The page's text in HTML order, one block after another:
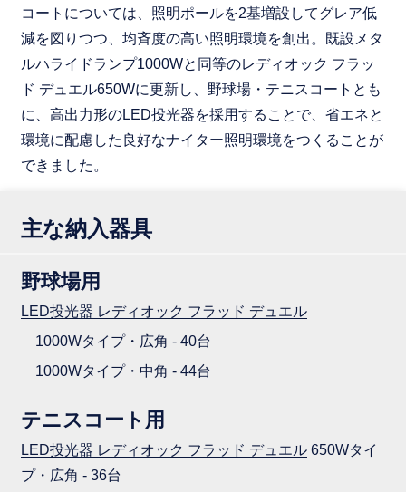
コートについては、照明ポールを2基増設してグレア低
減を図りつつ、均斉度の高い照明環境を創出。既設メタ
ルハライドランプ1000Wと同等のレディオック フラッ
ド デュエル650Wに更新し、野球場・テニスコートとも
に、高出力形のLED投光器を採用することで、省エネと
環境に配慮した良好なナイター照明環境をつくることが
できました。
主な納入器具
野球場用
LED投光器 レディオック フラッド デュエル
1000Wタイプ・広角 - 40台
1000Wタイプ・中角 - 44台
テニスコート用
LED投光器 レディオック フラッド デュエル 650Wタイ
プ・広角 - 36台